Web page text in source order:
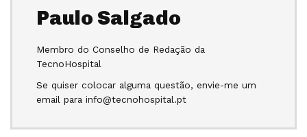
Paulo Salgado
Membro do Conselho de Redação da
TecnoHospital
Se quiser colocar alguma questão, envie-me um
email para info@tecnohospital.pt